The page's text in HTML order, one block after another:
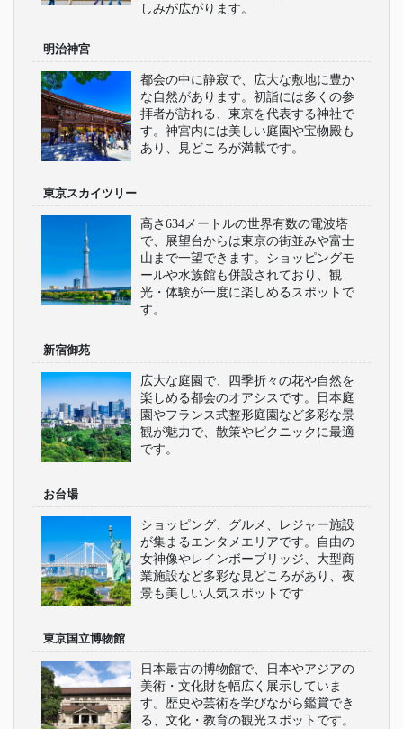
しみが広がります。
明治神宮
都会の中に静寂で、広大な敷地に豊か
な自然があります。初詣には多くの参
拝者が訪れる、東京を代表する神社で
す。神宮内には美しい庭園や宝物殿も
あり、見どころが満載です。
東京スカイツリー
高さ634メートルの世界有数の電波塔
で、展望台からは東京の街並みや富士
山まで一望できます。ショッピングモ
ールや水族館も併設されており、観
光・体験が一度に楽しめるスポットで
す。
新宿御苑
広大な庭園で、四季折々の花や自然を
楽しめる都会のオアシスです。日本庭
園やフランス式整形庭園など多彩な景
観が魅力で、散策やピクニックに最適
です。
お台場
ショッピング、グルメ、レジャー施設
が集まるエンタメエリアです。自由の
女神像やレインボーブリッジ、大型商
業施設など多彩な見どころがあり、夜
景も美しい人気スポットです
東京国立博物館
日本最古の博物館で、日本やアジアの
美術・文化財を幅広く展示していま
す。歴史や芸術を学びながら鑑賞でき
る、文化・教育の観光スポットです。